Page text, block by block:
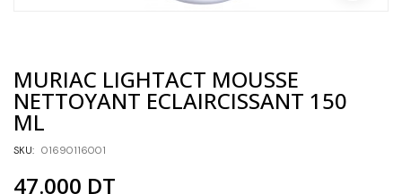
MURIAC LIGHTACT MOUSSE
NETTOYANT ECLAIRCISSANT 150
ML
SKU: 01690116001
47.000 DT